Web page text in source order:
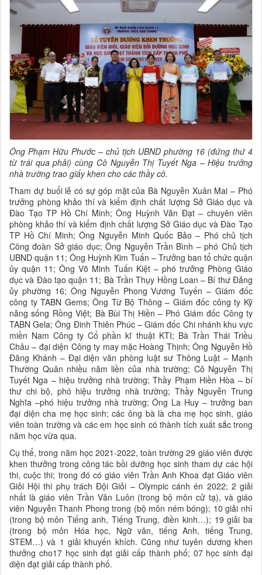
Ông Phạm Hữu Phước – chủ tịch UBND phường 16 (đứng thứ 4
từ trái qua phải) cùng Cô Nguyễn Thị Tuyết Nga – Hiệu trưởng
nhà trường trao giấy khen cho các thầy cô.
Tham dự buổi lễ có sự góp mặt của Bà Nguyễn Xuân Mai – Phó
trưởng phòng khảo thí và kiểm định chất lượng Sở Giáo dục và
Đào Tạo TP Hồ Chí Minh; Ông Huỳnh Văn Đạt – chuyên viên
phòng khảo thí và kiểm định chất lượng Sở Giáo dục và Đào Tạo
TP Hồ Chí Minh; Ông Nguyễn Minh Quốc Bảo – Phó chủ tịch
Công đoàn Sở giáo dục; Ông Nguyễn Trần Bình – phó Chủ tịch
UBND quận 11; Ông Huỳnh Kim Tuấn – Trưởng ban tổ chức quận
ủy quận 11; Ông Võ Minh Tuấn Kiệt – phó trưởng Phòng Giáo
dục và Đào tạo quận 11; Bà Trần Thụy Hồng Loan – Bí thư Đảng
ủy phường 16; Ông Nguyễn Phong Vương Tuyến – Giám đốc
công ty TABN Gems; Ông Từ Bộ Thông – Giám đốc công ty Kỹ
năng sống Rồng Việt; Bà Bùi Thị Hiền – Phó Giám đốc Công ty
TABN Gela; Ông Đinh Thiên Phúc – Giám đốc Chi nhánh khu vực
miền Nam Công ty Cổ phần kĩ thuật KTI; Bà Trần Thái Triều
Châu – đại diện Công ty may mặc Hoàng Thịnh; Ông Nguyễn Hồ
Đăng Khánh – Đại diện văn phòng luật sư Thông Luật – Mạnh
Thường Quân nhiều năm liền của nhà trường; Cô Nguyễn Thị
Tuyết Nga – hiệu trưởng nhà trường; Thầy Phạm Hiền Hòa – bí
thư chi bộ, phó hiệu trưởng nhà trường; Thầy Nguyễn Trung
Nghĩa –phó hiệu trưởng nhà trường; Ông La Huy – trưởng ban
đại diện cha mẹ học sinh; các ông bà là cha mẹ học sinh, giáo
viên toàn trường và các em học sinh có thành tích xuất sắc trong
năm học vừa qua.
Cụ thể, trong năm học 2021-2022, toàn trường 29 giáo viên được
khen thưởng trong công tác bồi dưỡng học sinh tham dự các hội
thi, cuộc thi; trong đó có giáo viên Trần Anh Khoa đạt Giáo viên
Giỏi Hội thi phụ trách Đội Giỏi – Olympic cánh én 2022; 2 giải
nhất là giáo viên Trần Văn Luôn (trong bộ môn cử tạ), và giáo
viên Nguyễn Thanh Phong trong (bộ môn ném bóng); 10 giải nhì
(trong bộ môn Tiếng anh, Tiếng Trung, điền kinh…); 19 giải ba
(trong bộ môn Hóa học, Ngữ văn, tiếng Anh, tiếng Trung,
STEM…) và 1 giải khuyến khích. Cũng như tuyên dương khen
thưởng cho17 học sinh đạt giải cấp thành phố; 07 học sinh đại
diện đạt giải cấp thành phố.